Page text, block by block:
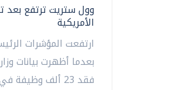
وول ستريت ترتفع
الأمريكية
ارتفعت المؤشرات
بعدما أظهرت بيانات
فقد 23 ألف وظيفة في...